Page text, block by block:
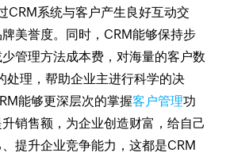
系统与客户产生良好互动交
美誉度。同时，CRM能够保持步
管理方法成本费，对海量的客户数
处理，帮助企业主进行科学的决
能够更深层次的掌握客户管理功
销售额，为企业创造财富，给自己
提升企业竞争能力，这都是CRM